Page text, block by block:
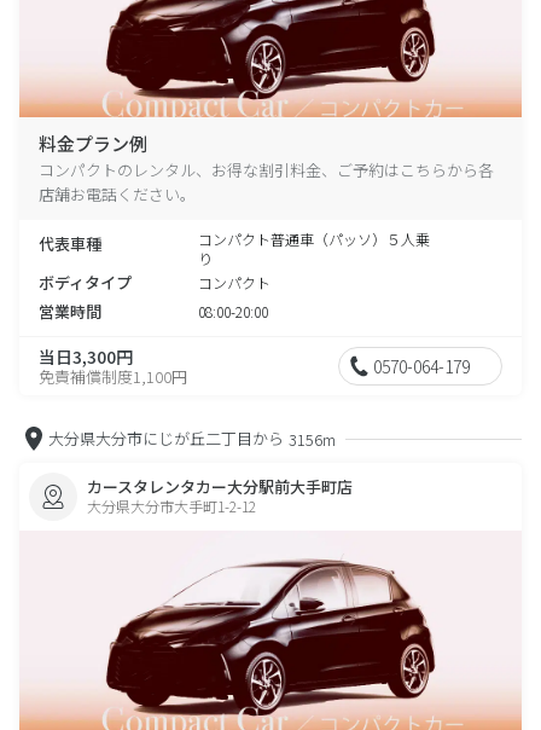
料金プラン例
コンパクトのレンタル、お得な割引料金、ご予約はこちらから各
店舗お電話ください。
代表車種
コンパクト普通車（パッソ）５人乗
り
ボディタイプ コンパクト
営業時間 08:00-20:00
当日3,300円
免責補償制度1,100円 0570-064-179
大分県大分市にじが丘二丁目から 3156m
カースタレンタカー大分駅前大手町店
大分県大分市大手町1-2-12